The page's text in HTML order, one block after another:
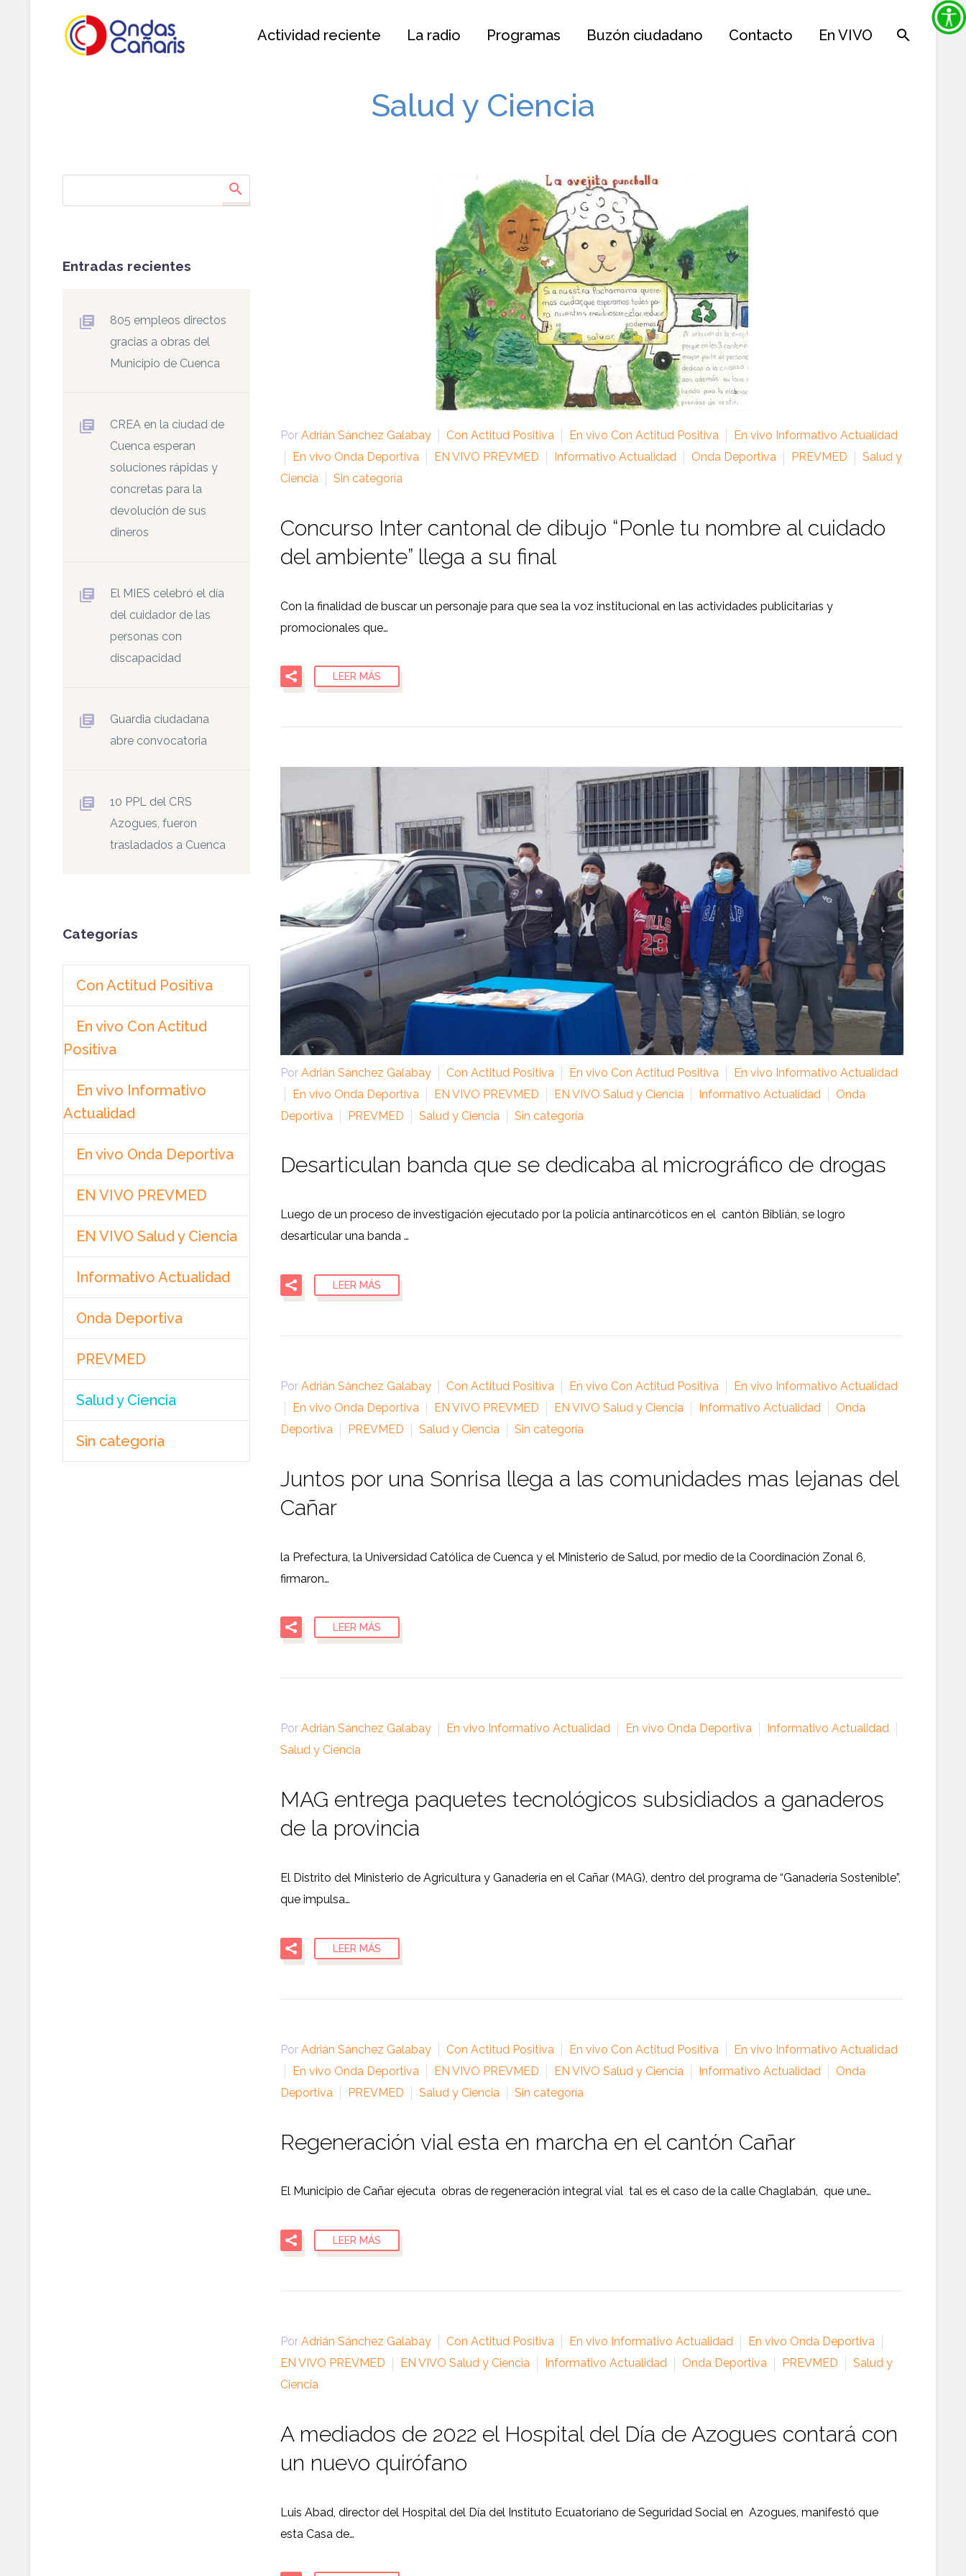
Actividad reciente La radio Programas Buzón ciudadano Contacto En VIVO
Salud y Ciencia
Por Adrián Sánchez Galabay Con Actitud Positiva En vivo Con Actitud Positiva
En vivo Informativo Actualidad
En vivo Onda Deportiva
EN VIVO PREVMED Informativo Actualidad Onda Deportiva PREVMED
Salud y
Ciencia
Sin categoría
Concurso Inter cantonal de dibujo “Ponle tu nombre al cuidado
del ambiente” llega a su final
Con la finalidad de buscar un personaje para que sea la voz institucional en las actividades publicitarias y
promocionales que…
LEER MÁS
Por Adrián Sánchez Galabay Con Actitud Positiva En vivo Con Actitud Positiva
En vivo Informativo Actualidad
En vivo Onda Deportiva
EN VIVO PREVMED EN VIVO Salud y Ciencia Informativo Actualidad
Onda
Deportiva
PREVMED Salud y Ciencia Sin categoría
Desarticulan banda que se dedicaba al micrográfico de drogas
Luego de un proceso de investigación ejecutado por la policía antinarcóticos en el cantón Biblián, se logro
desarticular una banda …
LEER MÁS
Por Adrián Sánchez Galabay Con Actitud Positiva En vivo Con Actitud Positiva
En vivo Informativo Actualidad
En vivo Onda Deportiva
EN VIVO PREVMED EN VIVO Salud y Ciencia Informativo Actualidad
Onda
Deportiva
PREVMED Salud y Ciencia Sin categoría
Juntos por una Sonrisa llega a las comunidades mas lejanas del
Cañar
la Prefectura, la Universidad Católica de Cuenca y el Ministerio de Salud, por medio de la Coordinación Zonal 6,
firmaron…
LEER MÁS
Por Adrián Sánchez Galabay En vivo Informativo Actualidad En vivo Onda Deportiva
Informativo Actualidad
Salud y Ciencia
MAG entrega paquetes tecnológicos subsidiados a ganaderos
de la provincia
El Distrito del Ministerio de Agricultura y Ganadería en el Cañar (MAG), dentro del programa de “Ganadería Sostenible”,
que impulsa…
LEER MÁS
Por Adrián Sánchez Galabay Con Actitud Positiva En vivo Con Actitud Positiva
En vivo Informativo Actualidad
En vivo Onda Deportiva
EN VIVO PREVMED EN VIVO Salud y Ciencia Informativo Actualidad
Onda
Deportiva
PREVMED Salud y Ciencia Sin categoría
Regeneración vial esta en marcha en el cantón Cañar
El Municipio de Cañar ejecuta obras de regeneración integral vial tal es el caso de la calle Chaglabán, que une…
LEER MÁS
Por Adrián Sánchez Galabay Con Actitud Positiva En vivo Informativo Actualidad
En vivo Onda Deportiva
EN VIVO PREVMED
EN VIVO Salud y Ciencia Informativo Actualidad Onda Deportiva PREVMED
Salud y
Ciencia
A mediados de 2022 el Hospital del Día de Azogues contará con
un nuevo quirófano
Luis Abad, director del Hospital del Día del Instituto Ecuatoriano de Seguridad Social en Azogues, manifestó que
esta Casa de…
Entradas recientes
805 empleos directos
gracias a obras del
Municipio de Cuenca
CREA en la ciudad de
Cuenca esperan
soluciones rápidas y
concretas para la
devolución de sus
dineros
El MIES celebró el día
del cuidador de las
personas con
discapacidad
Guardia ciudadana
abre convocatoria
10 PPL del CRS
Azogues, fueron
trasladados a Cuenca
Categorías
Con Actitud Positiva
En vivo Con Actitud
Positiva
En vivo Informativo
Actualidad
En vivo Onda Deportiva
EN VIVO PREVMED
EN VIVO Salud y Ciencia
Informativo Actualidad
Onda Deportiva
PREVMED
Salud y Ciencia
Sin categoría